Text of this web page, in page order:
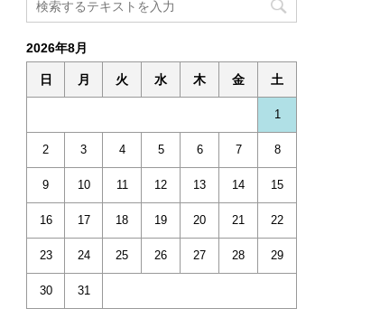
2026年8月
日 月 火 水 木 金 土
1
2 3 4 5 6 7 8
9 10 11 12 13 14 15
16 17 18 19 20 21 22
23 24 25 26 27 28 29
30 31